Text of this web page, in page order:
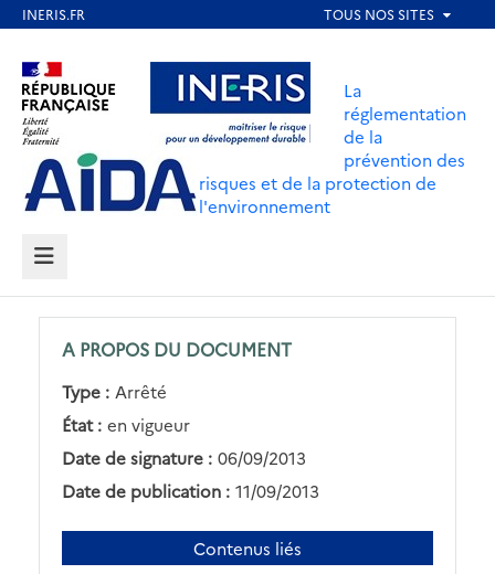
contenu
principal
Aller au contenu Aller au menu
Aller au pied de page
La
réglementation
de la
prévention des
risques et de la protection de
l'environnement
MENU
A PROPOS DU DOCUMENT
Type : Arrêté
État : en vigueur
Date de signature : 06/09/2013
Date de publication : 11/09/2013
Contenus liés